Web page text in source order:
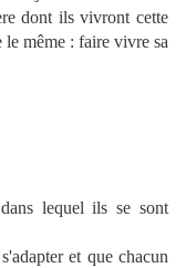
dont ils vivront cette
même : faire vivre sa
lequel ils se sont
et que chacun